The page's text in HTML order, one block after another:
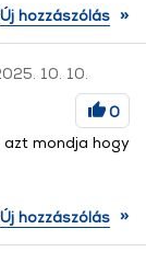
Új hozzászólás »
10. 10.
0
mondja hogy
Új hozzászólás »